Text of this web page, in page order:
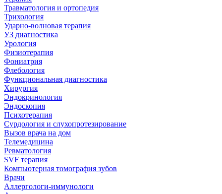
Травматология и ортопедия
Трихология
Ударно-волновая терапия
УЗ диагностика
Урология
Физиотерапия
Фониатрия
Флебология
Функциональная диагностика
Хирургия
Эндокринология
Эндоскопия
Психотерапия
Сурдология и слухопротезирование
Вызов врача на дом
Телемедицина
Ревматология
SVF терапия
Компьютерная томография зубов
Врачи
Аллергологи-иммунологи